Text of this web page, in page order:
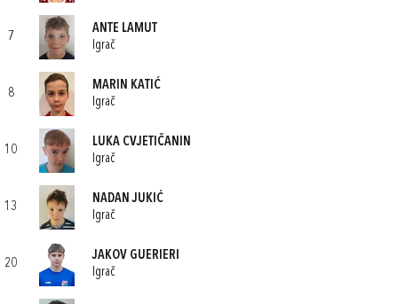
7
ANTE LAMUT
Igrač
8
MARIN KATIĆ
Igrač
10
LUKA CVJETIČANIN
Igrač
13
NADAN JUKIĆ
Igrač
20
JAKOV GUERIERI
Igrač